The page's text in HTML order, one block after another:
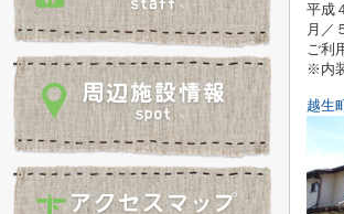
平成
月／
ご利
※内
越生